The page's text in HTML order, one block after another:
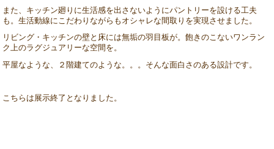
また、キッチン廻りに生活感を出さないようにパントリーを設ける工夫
も。生活動線にこだわりながらもオシャレな間取りを実現させました。
リビング・キッチンの壁と床には無垢の羽目板が。飽きのこないワンラン
ク上のラグジュアリーな空間を。
平屋なような、２階建てのような。。。そんな面白さのある設計です。
こちらは展示終了となりました。